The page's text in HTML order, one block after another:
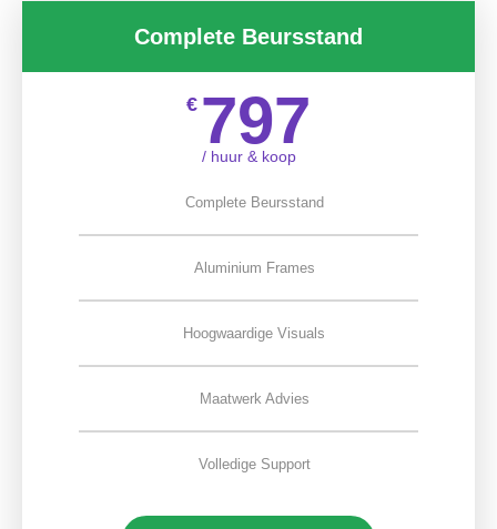
Complete Beursstand
€ 797
/ huur & koop
Complete Beursstand
Aluminium Frames
Hoogwaardige Visuals
Maatwerk Advies
Volledige Support